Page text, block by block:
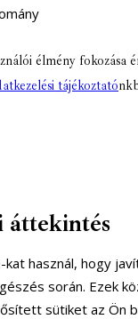
élmény fokozása
tájékoztató
áttekintés
kat használ, hogy
során. Ezek
sütiket az Ön